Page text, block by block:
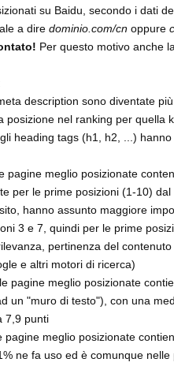
su Baidu, secondo i dati
a dire dominio.com/cn oppure
Per questo motivo anche
description sono diventate
posizione nel ranking per quella
heading tags (h1, h2, ...)
pagine meglio posizionate
per le prime posizioni (1-10)
hanno assunto maggiore
3 e 7, quindi per le prime
pertinenza del
e altri motori di ricerca)
pagine meglio posizionate
un "muro di testo"), con una
7,9 punti
pagine meglio posizionate
ne fa uso ed è comunque nelle